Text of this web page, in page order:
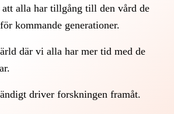
att alla har tillgång till den vård de
kommande generationer.
där vi alla har mer tid med de
driver forskningen framåt.